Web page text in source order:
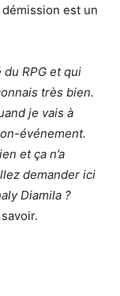
démission est un
du RPG et qui
très bien.
je vais à
événement.
et ça n’a
demander ici
Diamila ?